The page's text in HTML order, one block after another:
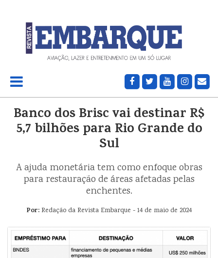
Banco dos Brisc vai destinar R$
5,7 bilhões para Rio Grande do
Sul
A ajuda monetária tem como enfoque obras
para restauração de áreas afetadas pelas
enchentes.
Por: Redação da Revista Embarque - 14 de maio de 2024